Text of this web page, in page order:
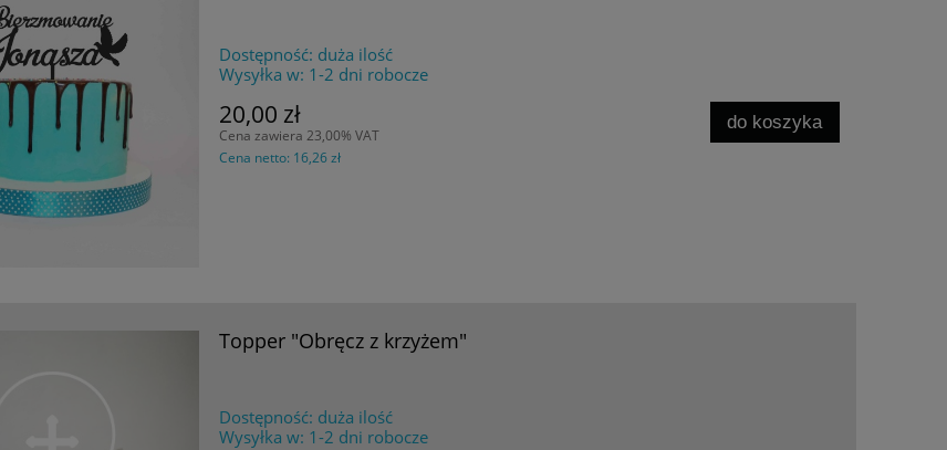
Dostępność: duża ilość
Wysyłka w: 1-2 dni robocze
20,00 zł
Cena zawiera 23,00% VAT
Cena netto: 16,26 zł
do koszyka
Topper "Obręcz z krzyżem"
Dostępność: duża ilość
Wysyłka w: 1-2 dni robocze